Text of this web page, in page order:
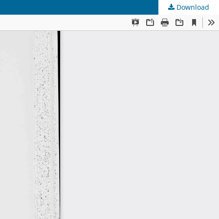
Download